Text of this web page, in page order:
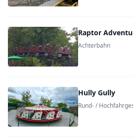
Raptor
Achterbahn
Hully Gully
Rund- /